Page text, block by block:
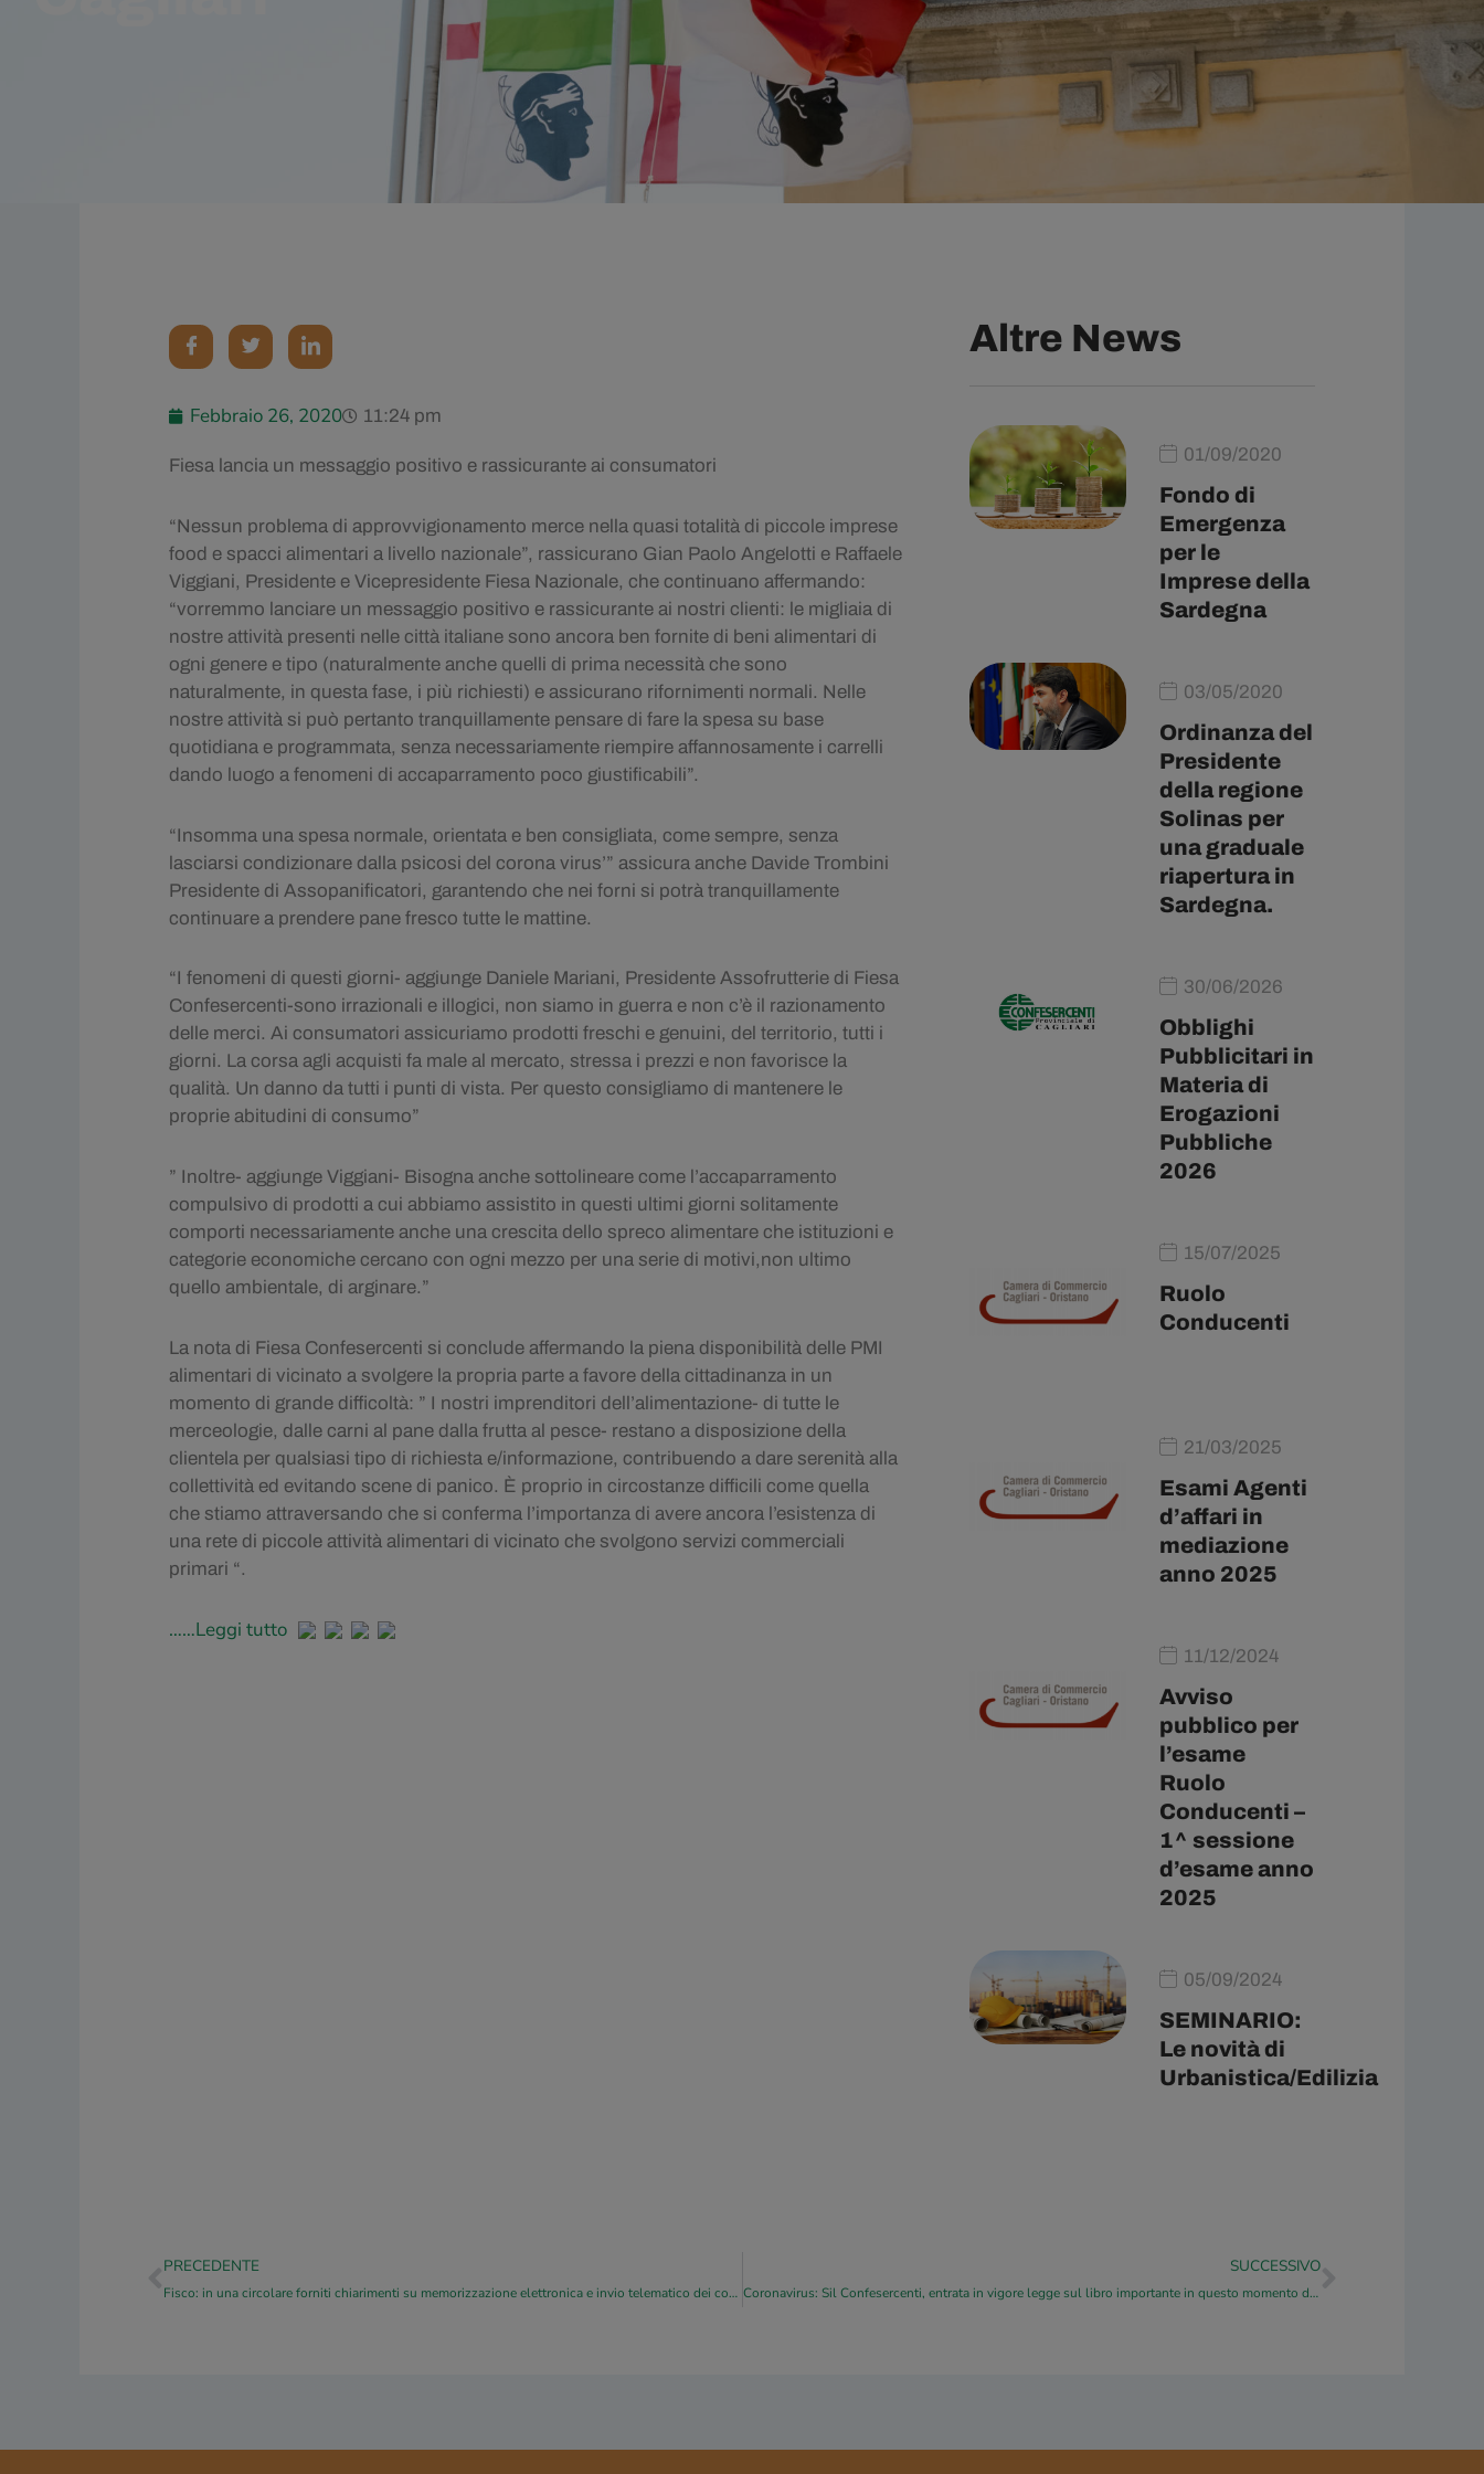
Febbraio 26, 2020 11:24 pm
Fiesa lancia un messaggio positivo e rassicurante ai consumatori
“Nessun problema di approvvigionamento merce nella quasi totalità di piccole imprese
food e spacci alimentari a livello nazionale”, rassicurano Gian Paolo Angelotti e Raffaele
Viggiani, Presidente e Vicepresidente Fiesa Nazionale, che continuano affermando:
“vorremmo lanciare un messaggio positivo e rassicurante ai nostri clienti: le migliaia di
nostre attività presenti nelle città italiane sono ancora ben fornite di beni alimentari di
ogni genere e tipo (naturalmente anche quelli di prima necessità che sono
naturalmente, in questa fase, i più richiesti) e assicurano rifornimenti normali. Nelle
nostre attività si può pertanto tranquillamente pensare di fare la spesa su base
quotidiana e programmata, senza necessariamente riempire affannosamente i carrelli
dando luogo a fenomeni di accaparramento poco giustificabili”.
“Insomma una spesa normale, orientata e ben consigliata, come sempre, senza
lasciarsi condizionare dalla psicosi del corona virus’” assicura anche Davide Trombini
Presidente di Assopanificatori, garantendo che nei forni si potrà tranquillamente
continuare a prendere pane fresco tutte le mattine.
“I fenomeni di questi giorni- aggiunge Daniele Mariani, Presidente Assofrutterie di Fiesa
Confesercenti-sono irrazionali e illogici, non siamo in guerra e non c’è il razionamento
delle merci. Ai consumatori assicuriamo prodotti freschi e genuini, del territorio, tutti i
giorni. La corsa agli acquisti fa male al mercato, stressa i prezzi e non favorisce la
qualità. Un danno da tutti i punti di vista. Per questo consigliamo di mantenere le
proprie abitudini di consumo”
” Inoltre- aggiunge Viggiani- Bisogna anche sottolineare come l’accaparramento
compulsivo di prodotti a cui abbiamo assistito in questi ultimi giorni solitamente
comporti necessariamente anche una crescita dello spreco alimentare che istituzioni e
categorie economiche cercano con ogni mezzo per una serie di motivi,non ultimo
quello ambientale, di arginare.”
La nota di Fiesa Confesercenti si conclude affermando la piena disponibilità delle PMI
alimentari di vicinato a svolgere la propria parte a favore della cittadinanza in un
momento di grande difficoltà: ” I nostri imprenditori dell’alimentazione- di tutte le
merceologie, dalle carni al pane dalla frutta al pesce- restano a disposizione della
clientela per qualsiasi tipo di richiesta e/informazione, contribuendo a dare serenità alla
collettività ed evitando scene di panico. È proprio in circostanze difficili come quella
che stiamo attraversando che si conferma l’importanza di avere ancora l’esistenza di
una rete di piccole attività alimentari di vicinato che svolgono servizi commerciali
primari “.
……Leggi tutto
Altre News
01/09/2020
Fondo di
Emergenza
per le
Imprese della
Sardegna
03/05/2020
Ordinanza del
Presidente
della regione
Solinas per
una graduale
riapertura in
Sardegna.
30/06/2026
Obblighi
Pubblicitari in
Materia di
Erogazioni
Pubbliche
2026
15/07/2025
Ruolo
Conducenti
21/03/2025
Esami Agenti
d’affari in
mediazione
anno 2025
11/12/2024
Avviso
pubblico per
l’esame
Ruolo
Conducenti –
1^ sessione
d’esame anno
2025
05/09/2024
SEMINARIO:
Le novità di
Urbanistica/Edilizia
Precedente
PRECEDENTE
Fisco: in una circolare forniti chiarimenti su memorizzazione elettronica e invio telematico dei corrispettivi
SUCCESSIVO
Coronavirus: Sil Confesercenti, entrata in vigore legge sul libro importante in questo momento di frenata dei consumi
Successivo